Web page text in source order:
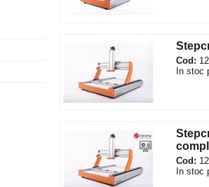
Cod:
In stoc
Cod:
In stoc